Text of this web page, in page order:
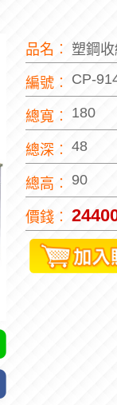
品名︰ 塑鋼
編號︰ CP-
總寬︰ 180
總深︰ 48
總高︰ 90
價錢︰